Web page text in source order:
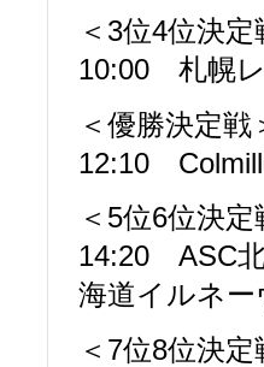
＜3位4位決定
10:00 札幌レ
＜優勝決定戦
12:10
＜5位6位決定
14:20 ASC
海道イルネー
＜7位8位決定